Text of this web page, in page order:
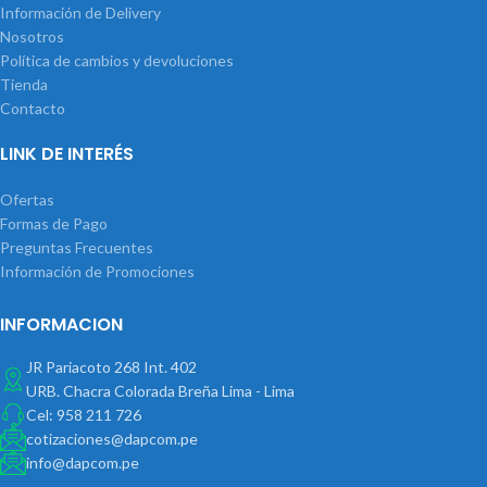
Información de Delivery
Nosotros
Política de cambios y devoluciones
Tienda
Contacto
LINK DE INTERÉS
Ofertas
Formas de Pago
Preguntas Frecuentes
Información de Promociones
INFORMACION
JR Pariacoto 268 Int. 402
URB. Chacra Colorada Breña Lima - Lima
Cel: 958 211 726
cotizaciones@dapcom.pe
info@dapcom.pe